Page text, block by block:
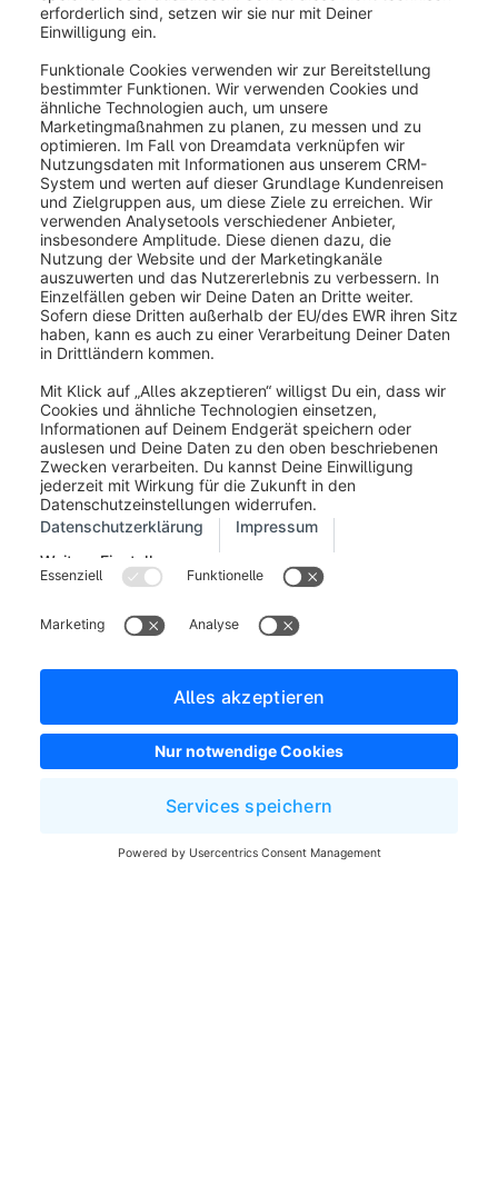
die Option „Mit Protokoll“ deaktivieren.)
Nun aktiviere nur noch deine neue Kategorie und die
Cookie-Einstellungen können mit einem Klick
bearbeitet werden.
Wie kann ich Texte
anpassen?
Du findest die im Cookie Consent Manager
verwendeten Texte unterEinstellungen > Regional
>Textbausteine. Gib im Suchfeld "Cookie" ein und
du erhältst in der Liste eine Übersicht aller dort
verwendeten Texte. Wir empfehlen vor der Änderung
den Text zu kopieren und zu speichern.
War dieser Artikel hilfreich?